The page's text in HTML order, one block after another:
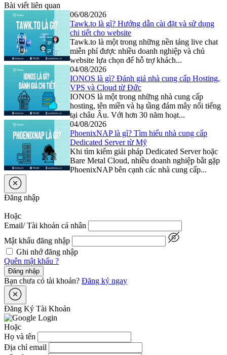
Bài viết liên quan
06/08/2026
Tawk.to là gì? Hướng dẫn cài đặt và sử dụng
chi tiết cho website
Tawk.to là một trong những nền tảng live chat
miễn phí được nhiều doanh nghiệp và chủ
website lựa chọn để hỗ trợ khách...
04/08/2026
IONOS là gì? Đánh giá nhà cung cấp Hosting,
VPS và Cloud từ Đức
IONOS là một trong những nhà cung cấp
hosting, tên miền và hạ tầng đám mây nổi tiếng
tại châu Âu. Với hơn 30 năm hoạt...
04/08/2026
PhoenixNAP là gì? Tìm hiểu nhà cung cấp
Dedicated Server từ Mỹ
Khi tìm kiếm giải pháp Dedicated Server hoặc
Bare Metal Cloud, nhiều doanh nghiệp bắt gặp
PhoenixNAP bên cạnh các nhà cung cấp...
Đăng nhập
Hoặc
Email/ Tài khoản cá nhân
Mật khẩu đăng nhập
Ghi nhớ đăng nhập
Quên mật khẩu ?
Đăng nhập
Bạn chưa có tài khoản? Đăng ký ngay
Đăng Ký Tài Khoản
Hoặc
Họ và tên
Địa chỉ email